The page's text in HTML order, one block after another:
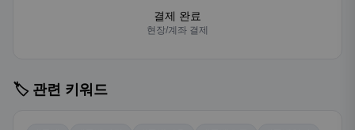
결제 완료
현장/계좌 결제
🏷️ 관련 키워드